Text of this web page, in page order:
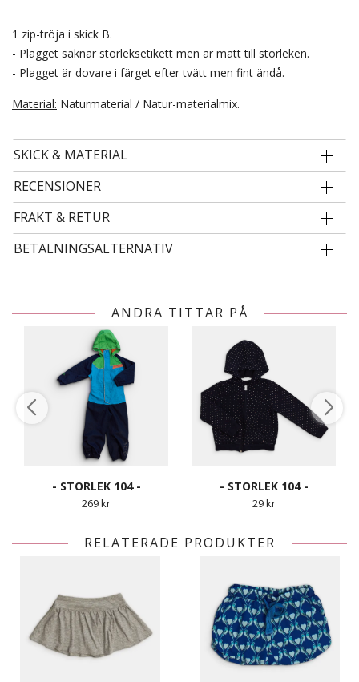
1 zip-tröja i skick B.
- Plagget saknar storleksetikett men är mätt till storleken.
- Plagget är dovare i färget efter tvätt men fint ändå.
Material: Naturmaterial / Natur-materialmix.
SKICK & MATERIAL
RECENSIONER
FRAKT & RETUR
BETALNINGSALTERNATIV
ANDRA TITTAR PÅ
- STORLEK 104 -
269 kr
- STORLEK 104 -
29 kr
RELATERADE PRODUKTER